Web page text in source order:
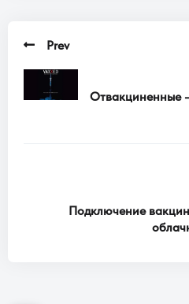
Prev
Отвакциненные
Подключение